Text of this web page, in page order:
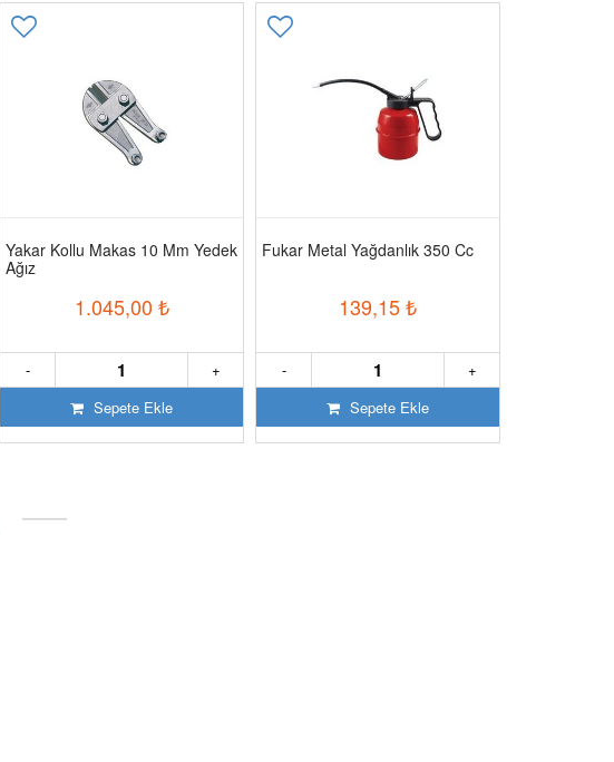
Yakar Kollu Makas 10 Mm Yedek
Ağız
1.045,00 ₺
+
-
Sepete Ekle
Fukar Metal Yağdanlık 350 Cc
139,15₺
+
-
Sepete Ekle